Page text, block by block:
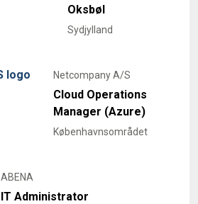
Oksbøl
Sydjylland
Netcompany A/S
Cloud Operations
Manager (Azure)
Københavnsområdet
ABENA
IT Administrator